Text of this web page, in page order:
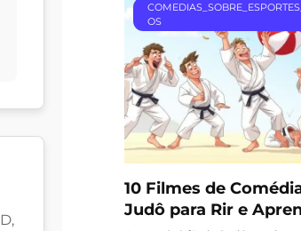
OS
10 Filmes de
Judô para Rir e